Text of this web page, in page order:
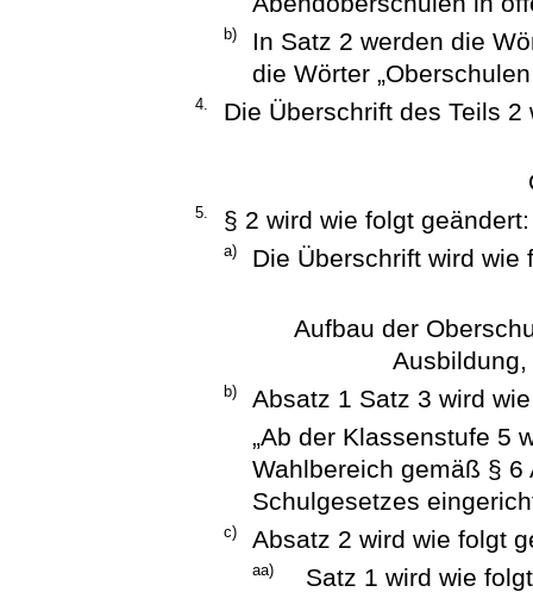
b)
In Satz 2 werden die
die Wörter
4. Die Überschrift des Teils
5. § 2 wird wie folgt geändert:
a) Die Überschrift wird wie
Aufbau der
b)
Absatz 1 Satz 3 wird
„Ab der Klassenstufe 5
Wahlbereich gemäß §
Schulgesetzes
c) Absatz 2 wird wie folgt
aa)
Satz 1 wird wie